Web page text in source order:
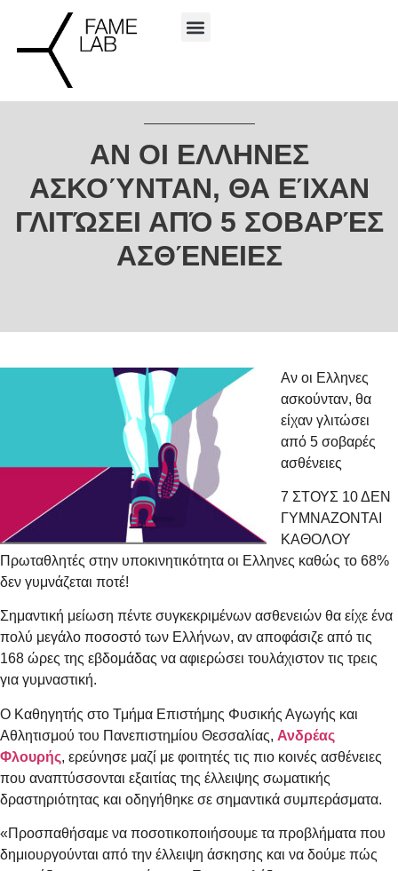
ΑΝ ΟΙ ΕΛΛΗΝΕΣ
ΑΣΚΟΎΝΤΑΝ, ΘΑ ΕΊΧΑΝ
ΓΛΙΤΏΣΕΙ ΑΠΌ 5 ΣΟΒΑΡΈΣ
ΑΣΘΈΝΕΙΕΣ
Αν οι Ελληνες
ασκούνταν, θα
είχαν γλιτώσει
από 5 σοβαρές
ασθένειες
7 ΣΤΟΥΣ 10 ΔΕΝ
ΓΥΜΝΑΖΟΝΤΑΙ
ΚΑΘΟΛΟΥ
Πρωταθλητές στην υποκινητικότητα οι Ελληνες καθώς το 68%
δεν γυμνάζεται ποτέ!
Σημαντική μείωση πέντε συγκεκριμένων ασθενειών θα είχε ένα
πολύ μεγάλο ποσοστό των Ελλήνων, αν αποφάσιζε από τις
168 ώρες της εβδομάδας να αφιερώσει τουλάχιστον τις τρεις
για γυμναστική.
Ο Καθηγητής στο Τμήμα Επιστήμης Φυσικής Αγωγής και
Αθλητισμού του Πανεπιστημίου Θεσσαλίας, Ανδρέας
Φλουρής, ερεύνησε μαζί με φοιτητές τις πιο κοινές ασθένειες
που αναπτύσσονται εξαιτίας της έλλειψης σωματικής
δραστηριότητας και οδηγήθηκε σε σημαντικά συμπεράσματα.
«Προσπαθήσαμε να ποσοτικοποιήσουμε τα προβλήματα που
δημιουργούνται από την έλλειψη άσκησης και να δούμε πώς